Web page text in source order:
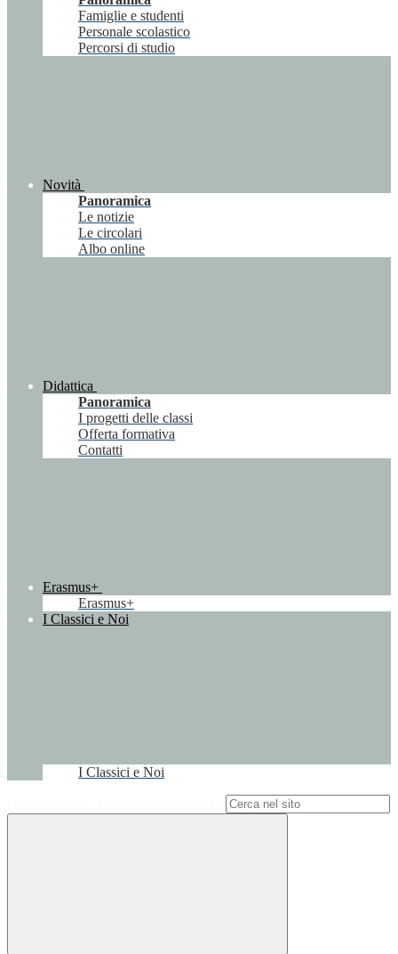
Famiglie e studenti
Personale scolastico
Percorsi di studio
Novità
Panoramica
Le notizie
Le circolari
Albo online
Didattica
Panoramica
I progetti delle classi
Offerta formativa
Contatti
Erasmus+
Erasmus+
I Classici e Noi
I Classici e Noi